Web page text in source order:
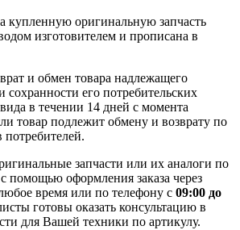
купленную оригинальную запчасть
изготовителем и прописана в
и обмен товара надлежащего
сохранности его потребительских
в течении 14 дней с момента
товар подлежит обмену и возврату по
потребителей.
запчасти или их аналоги по
помощью оформления заказа через
время или по телефону с 09:00 до
готовы оказать консультацию в
для Вашей техники по артикулу.